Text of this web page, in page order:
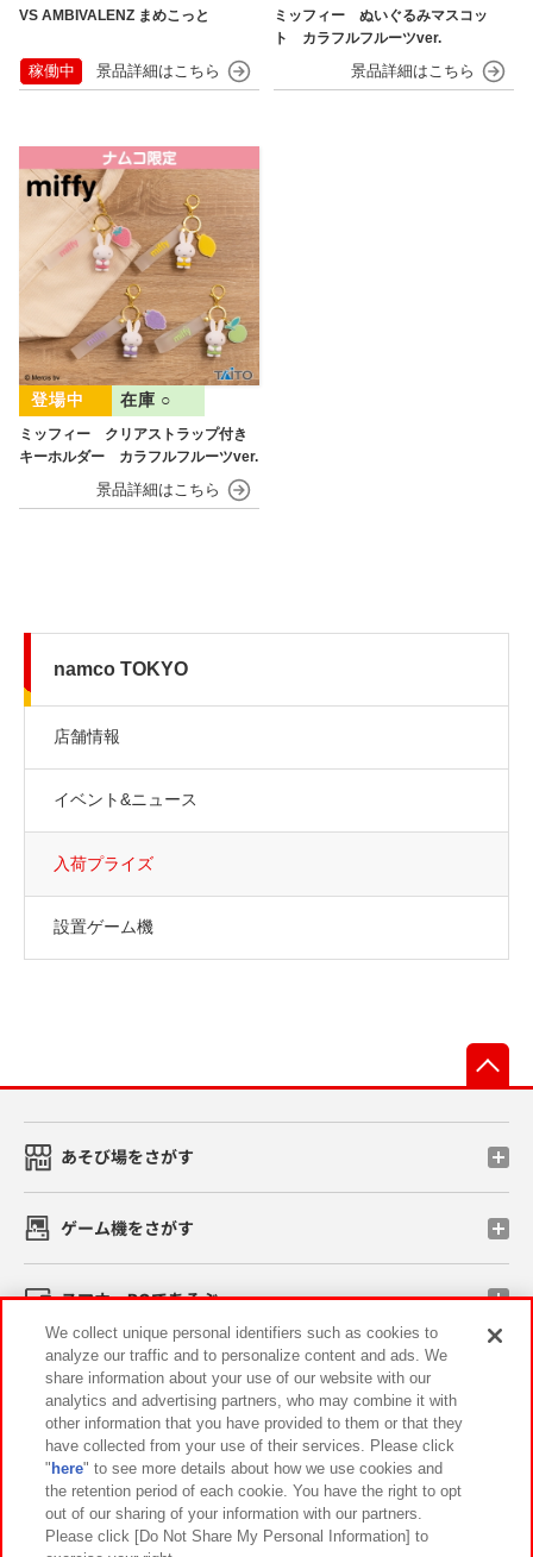
VS AMBIVALENZ まめこっと
稼働中
ミッフィー ぬいぐるみマスコッ
ト カラフルフルーツver.
ミッフィー クリアストラップ付き
キーホルダー カラフルフルーツver.
在庫 ○
namco TOKYO
店舗情報
イベント&ニュース
入荷プライズ
設置ゲーム機
あそび場をさがす
ゲーム機をさがす
スマホ・PCであそぶ
イベント・キャンペーン
関連会社 サステナビリティ サイトポリシー
プライバシーポリシー ウェブアクセシビリティ方針と検証結果
We collect unique personal identifiers such as cookies to
analyze our traffic and to personalize content and ads. We
share information about your use of our website with our
analytics and advertising partners, who may combine it with
other information that you have provided to them or that they
have collected from your use of their services. Please click
" here" to see more details about how we use cookies and
the retention period of each cookie. You have the right to opt
out of our sharing of your information with our partners.
Please click [Do Not Share My Personal Information] to